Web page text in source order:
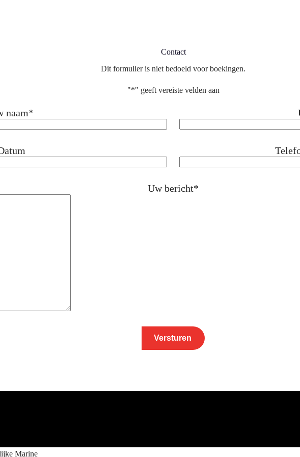
Contact
Dit formulier is niet bedoeld voor boekingen.
"*" geeft vereiste velden aan
naam*
Uw bericht*
Marine